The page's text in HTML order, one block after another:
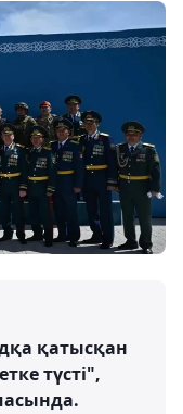
қатысқан
түсті",